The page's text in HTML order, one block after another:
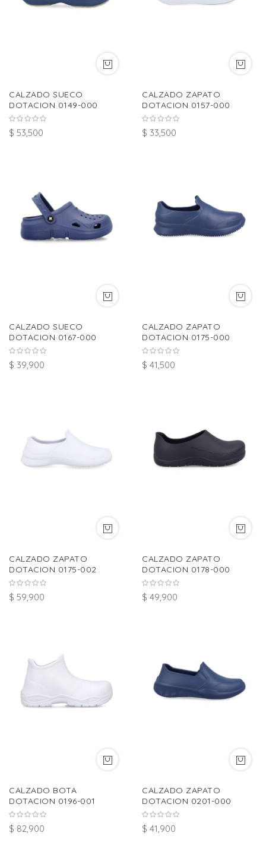
CALZADO SUECO
DOTACION 0149-000
$ 53,500
CALZADO ZAPATO
DOTACION 0157-000
$ 33,500
CALZADO SUECO
DOTACION 0167-000
$ 39,900
CALZADO ZAPATO
DOTACION 0175-000
$ 41,500
CALZADO ZAPATO
DOTACION 0175-002
$ 59,900
CALZADO ZAPATO
DOTACION 0178-000
$ 49,900
CALZADO BOTA
DOTACION 0196-001
$ 82,900
CALZADO ZAPATO
DOTACION 0201-000
$ 41,900